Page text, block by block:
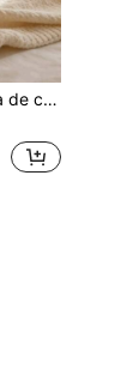
de poliéster, con cremallera (relleno de cojín no incluido)